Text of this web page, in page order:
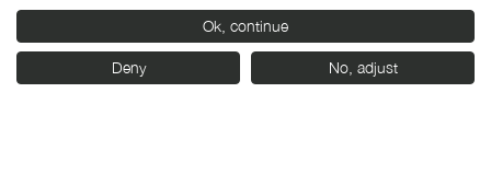
Ok, continue
Deny No, adjust